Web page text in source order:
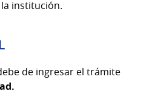
institución.
de ingresar el trámite